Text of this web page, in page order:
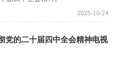
2025-10-24
党的二十届四中全会精神电视